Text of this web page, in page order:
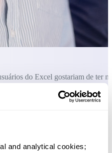
and analytical cookies;
do Excel gostariam de ter
tempo e fazer coisas que o